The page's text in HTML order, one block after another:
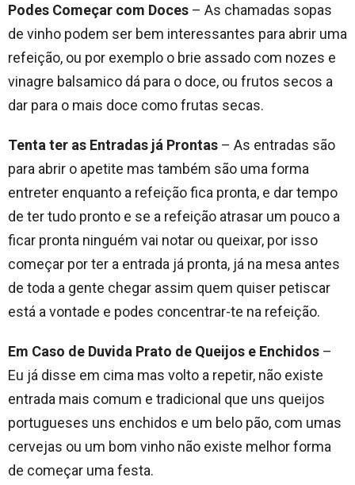
Podes Começar com Doces – As chamadas sopas
de vinho podem ser bem interessantes para abrir uma
refeição, ou por exemplo o brie assado com nozes e
vinagre balsamico dá para o doce, ou frutos secos a
dar para o mais doce como frutas secas.
Tenta ter as Entradas já Prontas – As entradas são
para abrir o apetite mas também são uma forma
entreter enquanto a refeição fica pronta, e dar tempo
de ter tudo pronto e se a refeição atrasar um pouco a
ficar pronta ninguém vai notar ou queixar, por isso
começar por ter a entrada já pronta, já na mesa antes
de toda a gente chegar assim quem quiser petiscar
está a vontade e podes concentrar-te na refeição.
Em Caso de Duvida Prato de Queijos e Enchidos –
Eu já disse em cima mas volto a repetir, não existe
entrada mais comum e tradicional que uns queijos
portugueses uns enchidos e um belo pão, com umas
cervejas ou um bom vinho não existe melhor forma
de começar uma festa.